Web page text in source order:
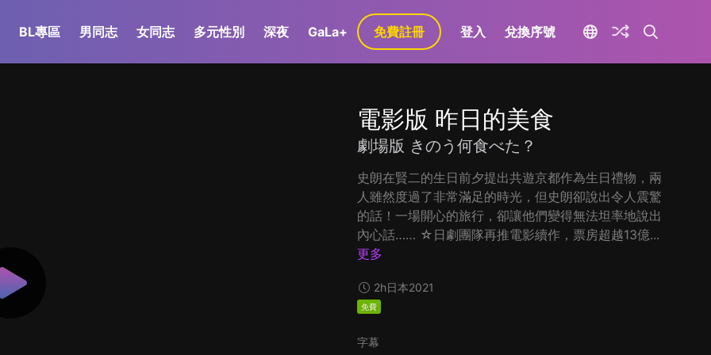
BL專區 男同志 女同志 多元性別 深夜 GaLa+ 免費註冊 登入 兌換序號
電影版 昨日的美食
劇場版 きのう何食べた？
史朗在賢二的生日前夕提出共遊京都作為生日禮物，兩
人雖然度過了非常滿足的時光，但史朗卻說出令人震驚
的話！一場開心的旅行，卻讓他們變得無法坦率地說出
內心話…… ☆日劇團隊再推電影續作，票房超越13億...
更多
2h日本2021
免費
字幕